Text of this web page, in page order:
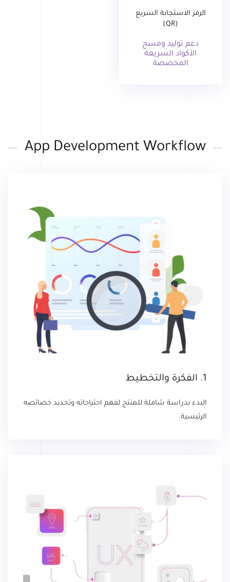
الرمز الاستجابة السريع
(QR)
دعم توليد ومسح
الأكواد السريعة
المخصصة
App Development Workflow
1. الفكرة والتخطيط
البدء بدراسة شاملة للمنتج لفهم احتياجاته وتحديد خصائصه
الرئيسية.